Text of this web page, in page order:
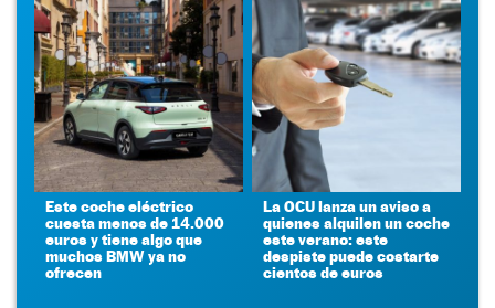
Este coche eléctrico
cuesta menos de 14.000
euros y tiene algo que
muchos BMW ya no
ofrecen
La OCU lanza un aviso a
quienes alquilen un coche
este verano: este
despiste puede costarte
cientos de euros